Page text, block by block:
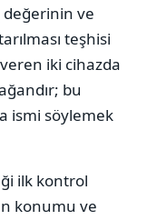
değerinin ve
teşhisi
veren iki cihazda
bu
ismi söylemek
ilk kontrol
konumu ve